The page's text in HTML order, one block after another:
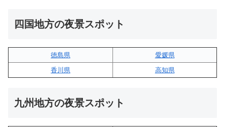
四国地方の夜景スポット
徳島県
愛媛県
香川県
高知県
九州地方の夜景スポット